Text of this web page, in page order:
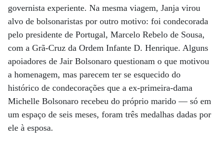
governista experiente. Na mesma viagem, Janja virou
alvo de bolsonaristas por outro motivo: foi condecorada
pelo presidente de Portugal, Marcelo Rebelo de Sousa,
com a Grã-Cruz da Ordem Infante D. Henrique. Alguns
apoiadores de Jair Bolsonaro questionam o que motivou
a homenagem, mas parecem ter se esquecido do
histórico de condecorações que a ex-primeira-dama
Michelle Bolsonaro recebeu do próprio marido — só em
um espaço de seis meses, foram três medalhas dadas por
ele à esposa.